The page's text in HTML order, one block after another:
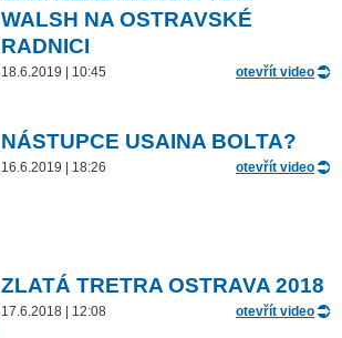
WALSH NA OSTRAVSKÉ
RADNICI
18.6.2019 | 10:45 otevřít video
NÁSTUPCE USAINA BOLTA?
16.6.2019 | 18:26 otevřít video
ZLATÁ TRETRA OSTRAVA 2018
17.6.2018 | 12:08 otevřít video